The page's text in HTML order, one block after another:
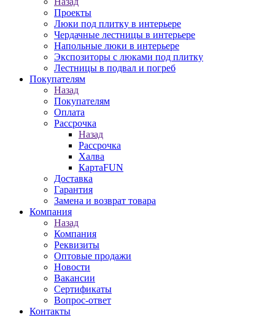
Проекты
Люки под плитку в интерьере
Чердачные лестницы в интерьере
Напольные люки в интерьере
Экспозиторы с люками под плитку
Лестницы в подвал и погреб
Покупателям
Назад
Покупателям
Оплата
Рассрочка
Назад
Рассрочка
Халва
КартаFUN
Доставка
Гарантия
Замена и возврат товара
Компания
Назад
Компания
Реквизиты
Оптовые продажи
Новости
Вакансии
Сертификаты
Вопрос-ответ
Контакты